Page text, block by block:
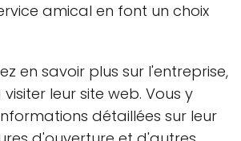
amical en font un choix
en savoir plus sur l'entreprise,
leur site web. Vous y
détaillées sur leur